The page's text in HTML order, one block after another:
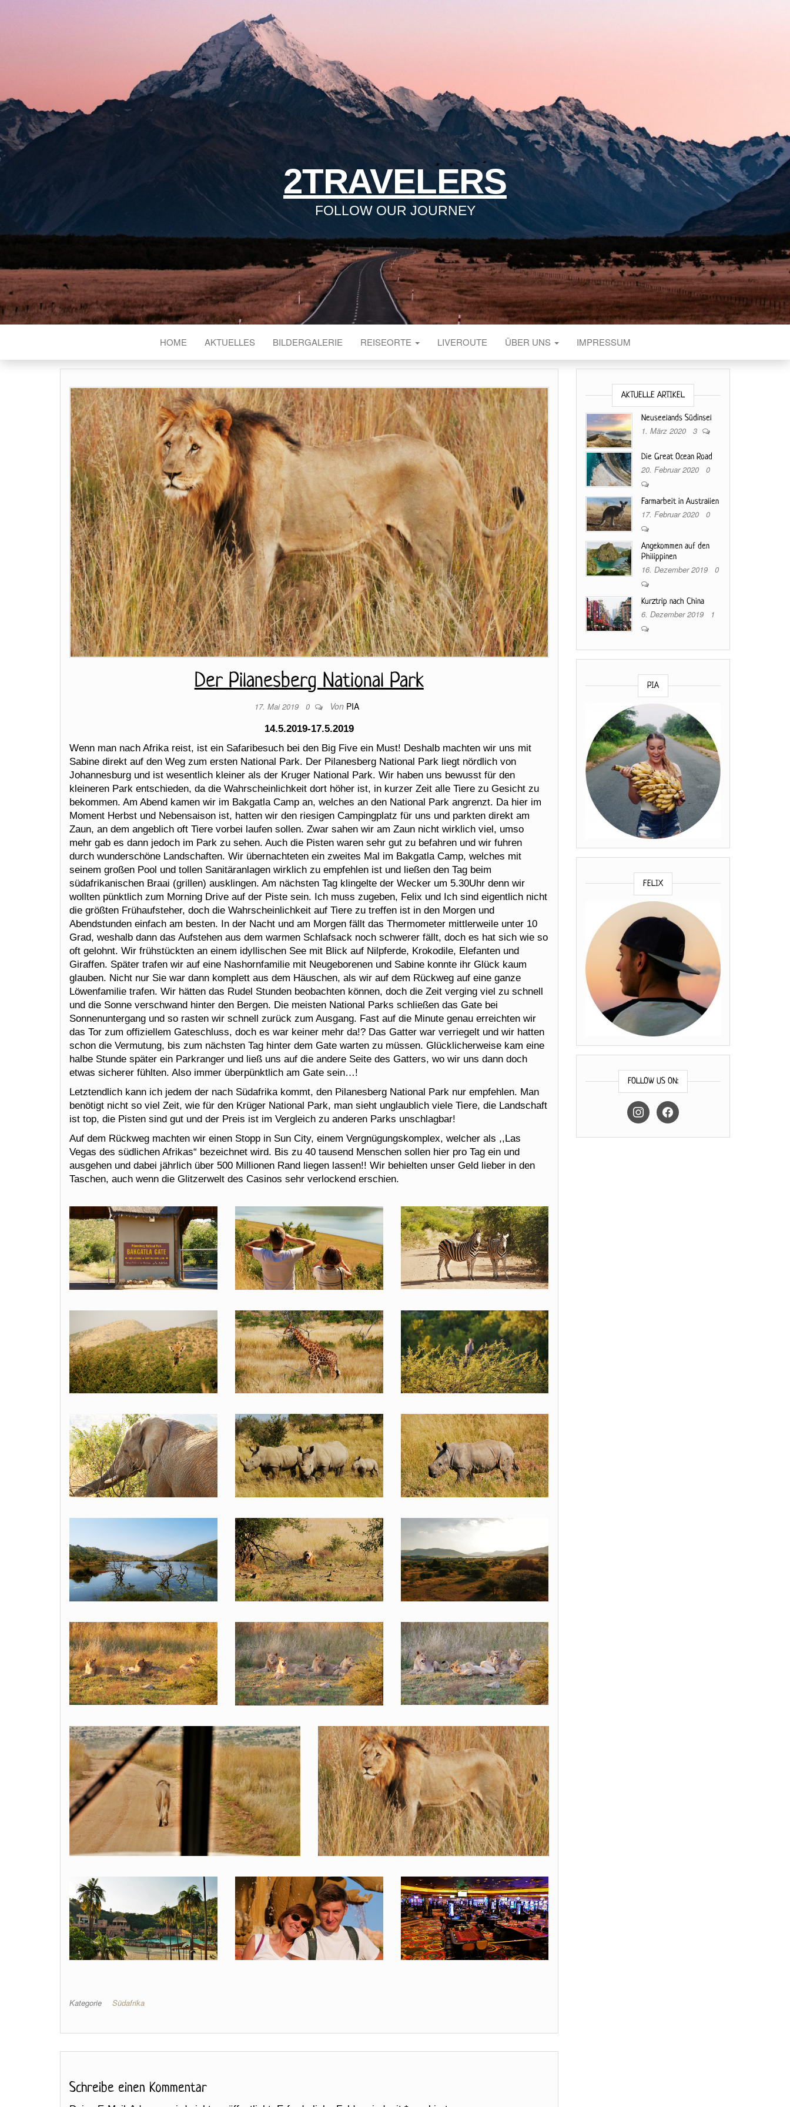
2TRAVELERS
FOLLOW OUR JOURNEY
HOME AKTUELLES BILDERGALERIE REISEORTE LIVEROUTE ÜBER UNS IMPRESSUM
Der Pilanesberg National Park
17. Mai 2019 0 Von PIA
14.5.2019-17.5.2019
Wenn man nach Afrika reist, ist ein Safaribesuch bei den Big Five ein Must! Deshalb machten wir uns mit
Sabine direkt auf den Weg zum ersten National Park. Der Pilanesberg National Park liegt nördlich von
Johannesburg und ist wesentlich kleiner als der Kruger National Park. Wir haben uns bewusst für den
kleineren Park entschieden, da die Wahrscheinlichkeit dort höher ist, in kurzer Zeit alle Tiere zu Gesicht zu
bekommen. Am Abend kamen wir im Bakgatla Camp an, welches an den National Park angrenzt. Da hier im
Moment Herbst und Nebensaison ist, hatten wir den riesigen Campingplatz für uns und parkten direkt am
Zaun, an dem angeblich oft Tiere vorbei laufen sollen. Zwar sahen wir am Zaun nicht wirklich viel, umso
mehr gab es dann jedoch im Park zu sehen. Auch die Pisten waren sehr gut zu befahren und wir fuhren
durch wunderschöne Landschaften. Wir übernachteten ein zweites Mal im Bakgatla Camp, welches mit
seinem großen Pool und tollen Sanitäranlagen wirklich zu empfehlen ist und ließen den Tag beim
südafrikanischen Braai (grillen) ausklingen. Am nächsten Tag klingelte der Wecker um 5.30Uhr denn wir
wollten pünktlich zum Morning Drive auf der Piste sein. Ich muss zugeben, Felix und Ich sind eigentlich nicht
die größten Frühaufsteher, doch die Wahrscheinlichkeit auf Tiere zu treffen ist in den Morgen und
Abendstunden einfach am besten. In der Nacht und am Morgen fällt das Thermometer mittlerweile unter 10
Grad, weshalb dann das Aufstehen aus dem warmen Schlafsack noch schwerer fällt, doch es hat sich wie so
oft gelohnt. Wir frühstückten an einem idyllischen See mit Blick auf Nilpferde, Krokodile, Elefanten und
Giraffen. Später trafen wir auf eine Nashornfamilie mit Neugeborenen und Sabine konnte ihr Glück kaum
glauben. Nicht nur Sie war dann komplett aus dem Häuschen, als wir auf dem Rückweg auf eine ganze
Löwenfamilie trafen. Wir hätten das Rudel Stunden beobachten können, doch die Zeit verging viel zu schnell
und die Sonne verschwand hinter den Bergen. Die meisten National Parks schließen das Gate bei
Sonnenuntergang und so rasten wir schnell zurück zum Ausgang. Fast auf die Minute genau erreichten wir
das Tor zum offiziellem Gateschluss, doch es war keiner mehr da!? Das Gatter war verriegelt und wir hatten
schon die Vermutung, bis zum nächsten Tag hinter dem Gate warten zu müssen. Glücklicherweise kam eine
halbe Stunde später ein Parkranger und ließ uns auf die andere Seite des Gatters, wo wir uns dann doch
etwas sicherer fühlten. Also immer überpünktlich am Gate sein…!
Letztendlich kann ich jedem der nach Südafrika kommt, den Pilanesberg National Park nur empfehlen. Man
benötigt nicht so viel Zeit, wie für den Krüger National Park, man sieht unglaublich viele Tiere, die Landschaft
ist top, die Pisten sind gut und der Preis ist im Vergleich zu anderen Parks unschlagbar!
Auf dem Rückweg machten wir einen Stopp in Sun City, einem Vergnügungskomplex, welcher als ,,Las
Vegas des südlichen Afrikas“ bezeichnet wird. Bis zu 40 tausend Menschen sollen hier pro Tag ein und
ausgehen und dabei jährlich über 500 Millionen Rand liegen lassen!! Wir behielten unser Geld lieber in den
Taschen, auch wenn die Glitzerwelt des Casinos sehr verlockend erschien.
Kategorie Südafrika
Schreibe einen Kommentar
AKTUELLE ARTIKEL
Neuseelands Südinsel
1. März 2020 3
Die Great Ocean Road
20. Februar 2020 0
Farmarbeit in Australien
17. Februar 2020 0
Angekommen auf den
Philippinen
16. Dezember 2019 0
Kurztrip nach China
6. Dezember 2019 1
PIA
FELIX
FOLLOW US ON:
instagramfacebook